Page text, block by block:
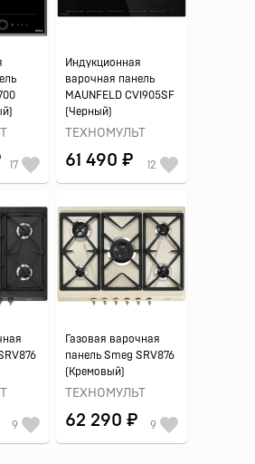
17
Индукционная
варочная панель
MAUNFELD CVI905SF
(Черный)
ТЕХНОМУЛЬТ
61 490 ₽ 12
9
Газовая варочная
панель Smeg SRV876
(Кремовый)
ТЕХНОМУЛЬТ
62 290 ₽ 9